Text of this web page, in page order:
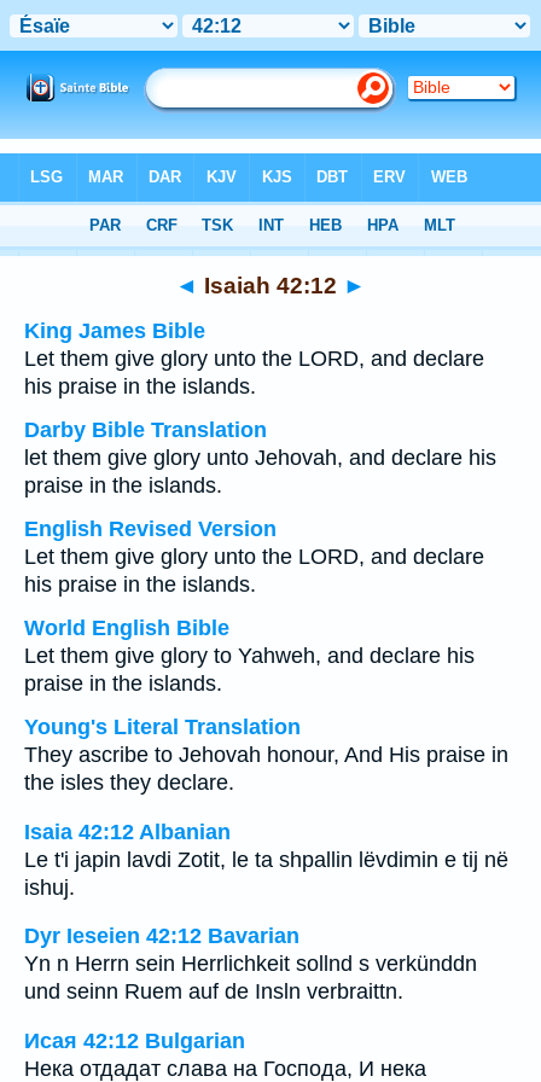
> Isaiah 42:12
◄ Isaiah 42:12 ►
King James Bible
Let them give glory unto the LORD, and declare
his praise in the islands.
Darby Bible Translation
let them give glory unto Jehovah, and declare his
praise in the islands.
English Revised Version
Let them give glory unto the LORD, and declare
his praise in the islands.
World English Bible
Let them give glory to Yahweh, and declare his
praise in the islands.
Young's Literal Translation
They ascribe to Jehovah honour, And His praise in
the isles they declare.
Isaia 42:12 Albanian
Le t'i japin lavdi Zotit, le ta shpallin lëvdimin e tij në
ishuj.
Dyr Ieseien 42:12 Bavarian
Yn n Herrn sein Herrlichkeit sollnd s verkünddn
und seinn Ruem auf de Insln verbraittn.
Исая 42:12 Bulgarian
Нека отдадат слава на Господа, И нека